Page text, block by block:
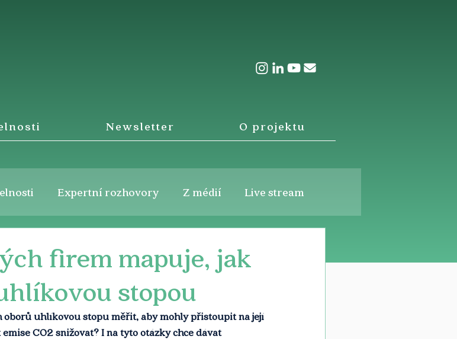
Newsletter O projektu
Expertní rozhovory Z médií Live stream
firem mapuje, jak
stopou
oborů uhlíkovou stopu měřit, aby mohly přistoupit na její
CO2 snižovat? I na tyto otázky chce dávat